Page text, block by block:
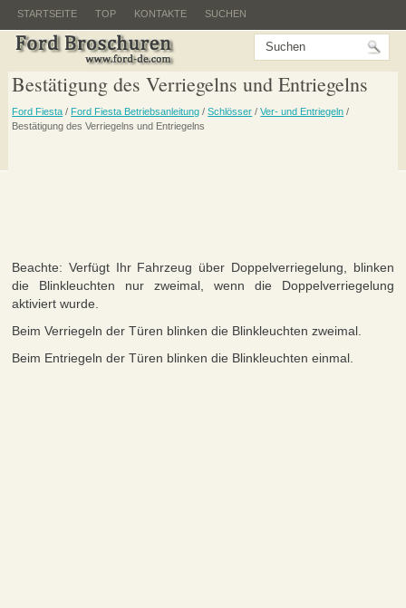
STARTSEITE TOP KONTAKTE SUCHEN
Bestätigung des Verriegelns und Entriegelns
Ford Fiesta / Ford Fiesta Betriebsanleitung /Schlösser /Ver- und Entriegeln /
Bestätigung des Verriegelns und Entriegelns
Beachte: Verfügt Ihr Fahrzeug über Doppelverriegelung, blinken
die Blinkleuchten nur zweimal, wenn die Doppelverriegelung
aktiviert wurde.
Beim Verriegeln der Türen blinken die Blinkleuchten zweimal.
Beim Entriegeln der Türen blinken die Blinkleuchten einmal.